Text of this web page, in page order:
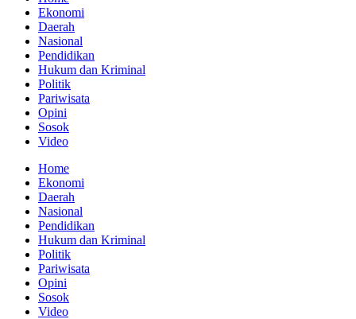
Ekonomi
Daerah
Nasional
Pendidikan
Hukum dan Kriminal
Politik
Pariwisata
Opini
Sosok
Video
Home
Ekonomi
Daerah
Nasional
Pendidikan
Hukum dan Kriminal
Politik
Pariwisata
Opini
Sosok
Video